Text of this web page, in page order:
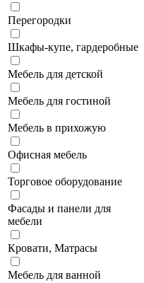
Перегородки
Шкафы-купе, гардеробные
Мебель для детской
Мебель для гостиной
Мебель в прихожую
Офисная мебель
Торговое оборудование
Фасады и панели для
мебели
Кровати, Матрасы
Мебель для ванной